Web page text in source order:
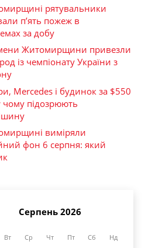
рятувальники
п’ять пожеж в
за добу
Житомирщини привезли
із чемпіонату України з
Mercedes і будинок за $550
чому підозрюють
виміряли
фон 6 серпня: який
Серпень 2026
Вт Ср Чт Пт Сб Нд